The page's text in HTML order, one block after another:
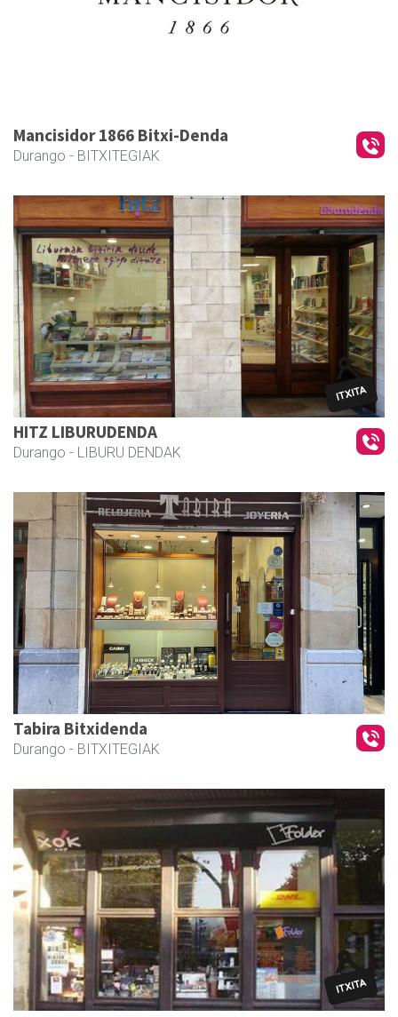
Mancisidor 1866 Bitxi-Denda
Durango - BITXITEGIAK
HITZ LIBURUDENDA
Durango - LIBURU DENDAK
Tabira Bitxidenda
Durango - BITXITEGIAK